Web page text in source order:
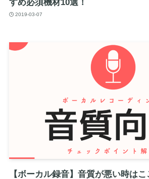
すめ必須機材10選！
2019-03-07
【ボーカル録音】音質が悪い時は